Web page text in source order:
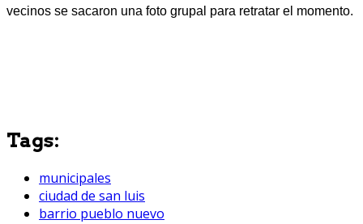
vecinos se sacaron una foto grupal para retratar el momento.
Tags:
municipales
ciudad de san luis
barrio pueblo nuevo